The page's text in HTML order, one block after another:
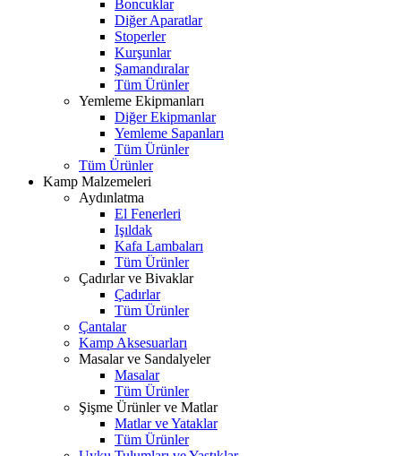
Boncuklar
Diğer Aparatlar
Stoperler
Kurşunlar
Şamandıralar
Tüm Ürünler
Yemleme Ekipmanları
Diğer Ekipmanlar
Yemleme Sapanları
Tüm Ürünler
Tüm Ürünler
Kamp Malzemeleri
Aydınlatma
El Fenerleri
Işıldak
Kafa Lambaları
Tüm Ürünler
Çadırlar ve Bivaklar
Çadırlar
Tüm Ürünler
Çantalar
Kamp Aksesuarları
Masalar ve Sandalyeler
Masalar
Tüm Ürünler
Şişme Ürünler ve Matlar
Matlar ve Yataklar
Tüm Ürünler